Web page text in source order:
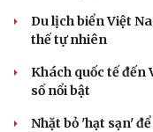
Du lịch biển Việt
thế tự nhiên
Khách quốc tế đến
số nổi bật
Nhặt bỏ 'hạt sạn'